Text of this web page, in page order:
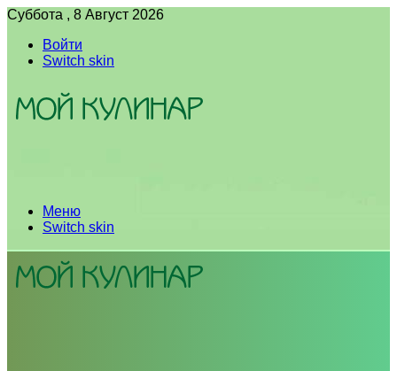
Суббота , 8 Август 2026
Войти
Switch skin
Меню
Switch skin